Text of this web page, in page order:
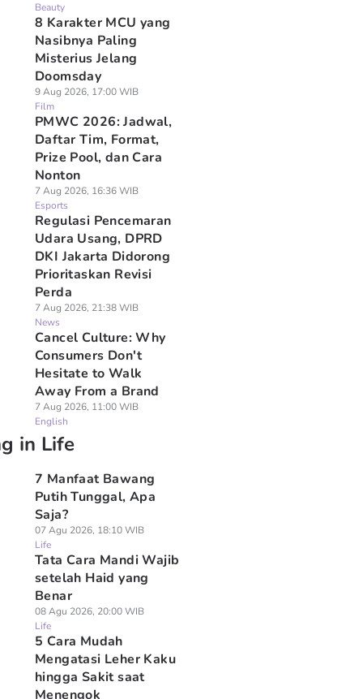
Beauty
8 Karakter MCU yang
Nasibnya Paling
Misterius Jelang
Doomsday
9 Aug 2026, 17:00 WIB
Film
PMWC 2026: Jadwal,
Daftar Tim, Format,
Prize Pool, dan Cara
Nonton
7 Aug 2026, 16:36 WIB
Esports
Regulasi Pencemaran
Udara Usang, DPRD
DKI Jakarta Didorong
Prioritaskan Revisi
Perda
7 Aug 2026, 21:38 WIB
News
Cancel Culture: Why
Consumers Don't
Hesitate to Walk
Away From a Brand
7 Aug 2026, 11:00 WIB
English
in Life
7 Manfaat Bawang
Putih Tunggal, Apa
Saja?
07 Agu 2026, 18:10 WIB
Life
Tata Cara Mandi Wajib
setelah Haid yang
Benar
08 Agu 2026, 20:00 WIB
Life
5 Cara Mudah
Mengatasi Leher Kaku
hingga Sakit saat
Menengok